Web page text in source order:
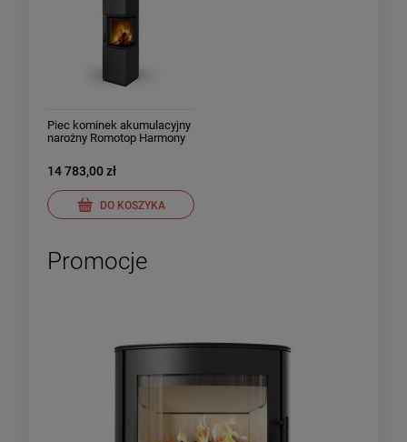
Piec kominek akumulacyjny
narożny Romotop Harmony
14 783,00 zł
DO KOSZYKA
Promocje